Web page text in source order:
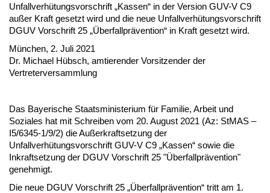
Unfallverhütungsvorschrift „Kassen“ in der Version GUV-V C9
außer Kraft gesetzt wird und die neue Unfallverhütungsvorschrift
DGUV Vorschrift 25 „Überfallprävention“ in Kraft gesetzt wird.
München, 2. Juli 2021
Dr. Michael Hübsch, amtierender Vorsitzender der
Vertreterversammlung
Das Bayerische Staatsministerium für Familie, Arbeit und
Soziales hat mit Schreiben vom 20. August 2021 (Az: StMAS –
I5/6345-1/9/2) die Außerkraftsetzung der
Unfallverhütungsvorschrift GUV-V C9 „Kassen“ sowie die
Inkraftsetzung der DGUV Vorschrift 25 "Überfallprävention"
genehmigt.
Die neue DGUV Vorschrift 25 „Überfallprävention“ tritt am 1.